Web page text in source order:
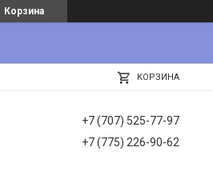
Корзина
КОРЗИНА
+7 (707) 525-77-97
+7 (775) 226-90-62